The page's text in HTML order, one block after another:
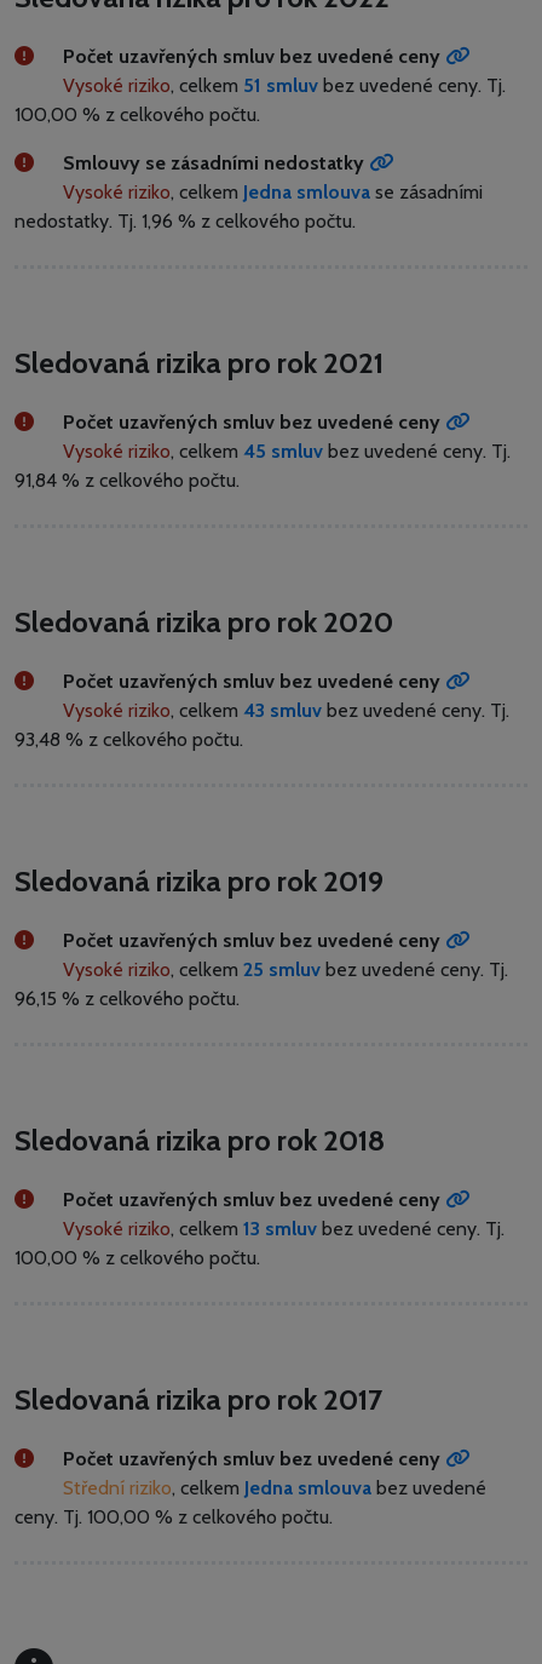
Počet uzavřených smluv bez uvedené ceny
Vysoké riziko, celkem 51 smluv bez uvedené ceny. Tj.
100,00 % z celkového počtu.
Smlouvy se zásadními nedostatky
Vysoké riziko, celkem Jedna smlouva se zásadními
nedostatky. Tj. 1,96 % z celkového počtu.
Sledovaná rizika pro rok 2021
Počet uzavřených smluv bez uvedené ceny
Vysoké riziko, celkem 45 smluv bez uvedené ceny. Tj.
91,84 % z celkového počtu.
Sledovaná rizika pro rok 2020
Počet uzavřených smluv bez uvedené ceny
Vysoké riziko, celkem 43 smluv bez uvedené ceny. Tj.
93,48 % z celkového počtu.
Sledovaná rizika pro rok 2019
Počet uzavřených smluv bez uvedené ceny
Vysoké riziko, celkem 25 smluv bez uvedené ceny. Tj.
96,15 % z celkového počtu.
Sledovaná rizika pro rok 2018
Počet uzavřených smluv bez uvedené ceny
Vysoké riziko, celkem 13 smluv bez uvedené ceny. Tj.
100,00 % z celkového počtu.
Sledovaná rizika pro rok 2017
Počet uzavřených smluv bez uvedené ceny
Střední riziko, celkem Jedna smlouva bez uvedené
ceny. Tj. 100,00 % z celkového počtu.